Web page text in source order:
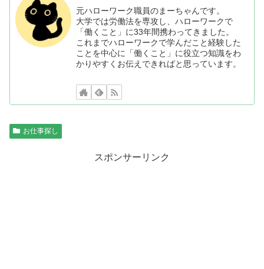
元ハローワーク職員のまーちゃんです。
大学では労働法を専攻し、ハローワークで
「働くこと」に33年間携わってきました。
これまでハローワークで学んだこと経験した
ことを中心に「働くこと」に役立つ知識をわ
かりやすくお伝えできればと思っています。
お仕事探し
スポンサーリンク